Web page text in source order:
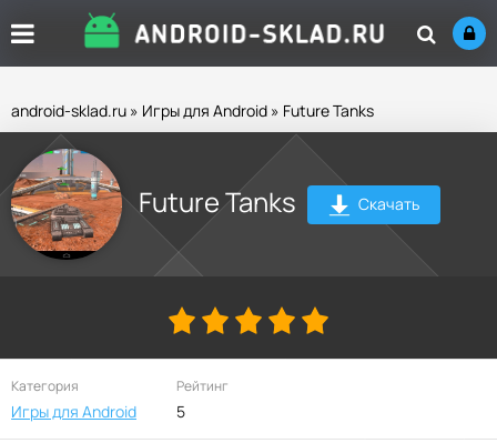
android-sklad.ru » Игры для Android » Future Tanks
Future Tanks Скачать
Категория
Игры для Android
Рейтинг
5